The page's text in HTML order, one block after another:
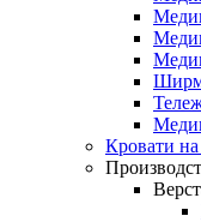
Кровати на